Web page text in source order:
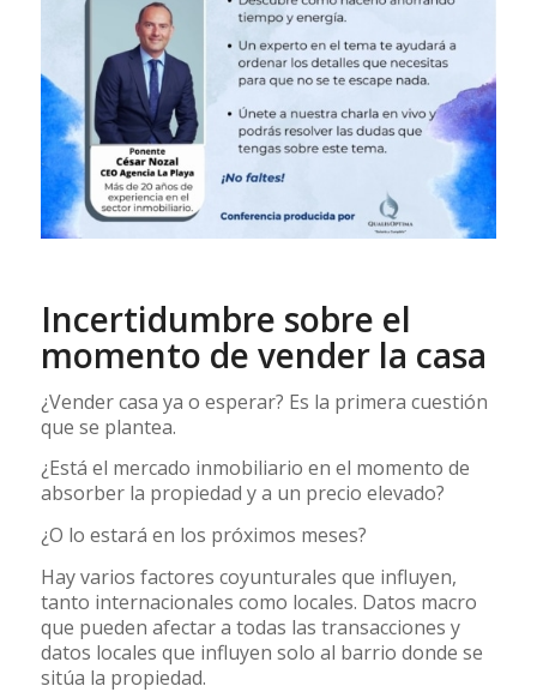
Incertidumbre sobre el
momento de vender la casa
¿Vender casa ya o esperar? Es la primera cuestión
que se plantea.
¿Está el mercado inmobiliario en el momento de
absorber la propiedad y a un precio elevado?
¿O lo estará en los próximos meses?
Hay varios factores coyunturales que influyen,
tanto internacionales como locales. Datos macro
que pueden afectar a todas las transacciones y
datos locales que influyen solo al barrio donde se
sitúa la propiedad.